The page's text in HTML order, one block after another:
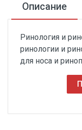
Описание
Ринология и
ринологии и
для носа и